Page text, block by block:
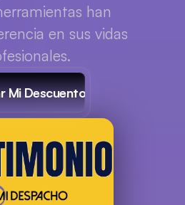
han
en sus vidas
Mi Descuento